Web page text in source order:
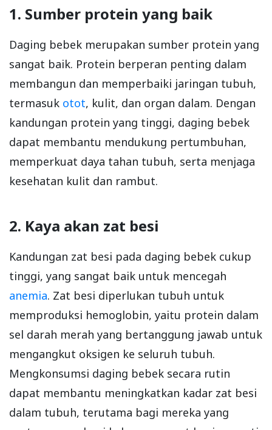
1. Sumber protein yang baik
Daging bebek merupakan sumber protein yang
sangat baik. Protein berperan penting dalam
membangun dan memperbaiki jaringan tubuh,
termasuk otot, kulit, dan organ dalam. Dengan
kandungan protein yang tinggi, daging bebek
dapat membantu mendukung pertumbuhan,
memperkuat daya tahan tubuh, serta menjaga
kesehatan kulit dan rambut.
2. Kaya akan zat besi
Kandungan zat besi pada daging bebek cukup
tinggi, yang sangat baik untuk mencegah
anemia. Zat besi diperlukan tubuh untuk
memproduksi hemoglobin, yaitu protein dalam
sel darah merah yang bertanggung jawab untuk
mengangkut oksigen ke seluruh tubuh.
Mengkonsumsi daging bebek secara rutin
dapat membantu meningkatkan kadar zat besi
dalam tubuh, terutama bagi mereka yang